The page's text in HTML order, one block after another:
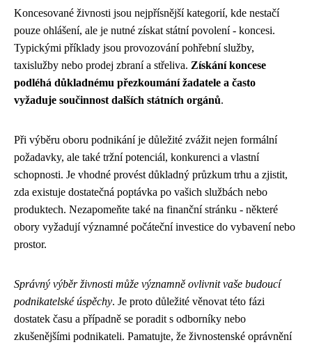
Koncesované živnosti jsou nejpřísnější kategorií, kde nestačí
pouze ohlášení, ale je nutné získat státní povolení - koncesi.
Typickými příklady jsou provozování pohřební služby,
taxislužby nebo prodej zbraní a střeliva. Získání koncese
podléhá důkladnému přezkoumání žadatele a často
vyžaduje součinnost dalších státních orgánů.
Při výběru oboru podnikání je důležité zvážit nejen formální
požadavky, ale také tržní potenciál, konkurenci a vlastní
schopnosti. Je vhodné provést důkladný průzkum trhu a zjistit,
zda existuje dostatečná poptávka po vašich službách nebo
produktech. Nezapomeňte také na finanční stránku - některé
obory vyžadují významné počáteční investice do vybavení nebo
prostor.
Správný výběr živnosti může významně ovlivnit vaše budoucí
podnikatelské úspěchy. Je proto důležité věnovat této fázi
dostatek času a případně se poradit s odborníky nebo
zkušenějšími podnikateli. Pamatujte, že živnostenské oprávnění